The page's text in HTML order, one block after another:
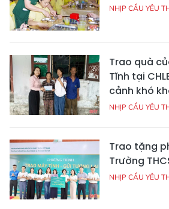
NHỊP CẦU YÊU
Trao quà
Tĩnh tại
cảnh khó
NHỊP CẦU YÊU
Trao tặng
Trường
NHỊP CẦU YÊU